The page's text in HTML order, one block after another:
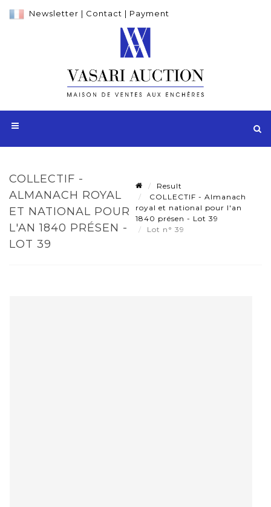
Newsletter | Contact | Payment
COLLECTIF -
ALMANACH ROYAL
ET NATIONAL POUR
L'AN 1840 PRÉSEN -
LOT 39
Result
COLLECTIF - Almanach
royal et national pour l'an
1840 présen - Lot 39
Lot n° 39